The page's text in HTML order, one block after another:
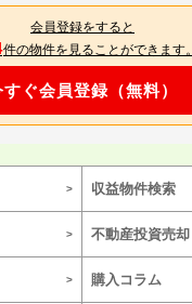
会員登録をすると
件の物件を見ることができます。
すぐ会員登録（無料）
収益物件検索
不動産投資売却
購入コラム